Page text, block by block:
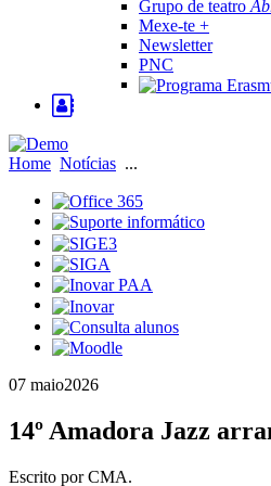
Grupo de teatro
Mexe-te +
Newsletter
PNC
Home Notícias ...
07 maio2026
14º Amadora Jazz
Escrito por CMA.